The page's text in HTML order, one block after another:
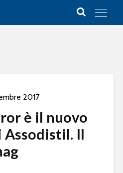
2017
è il nuovo
Il